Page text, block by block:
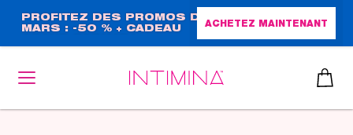
contenu
principal
PROFITEZ DES PROMOS DE
MARS : -50 % + CADEAU
ACHETEZ MAINTENANT